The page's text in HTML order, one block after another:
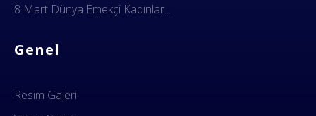
8 Mart Dünya Emekçi Kadınlar...
Genel
Resim Galeri